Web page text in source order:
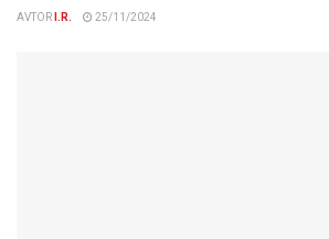
AVTOR I.R. 25/11/2024